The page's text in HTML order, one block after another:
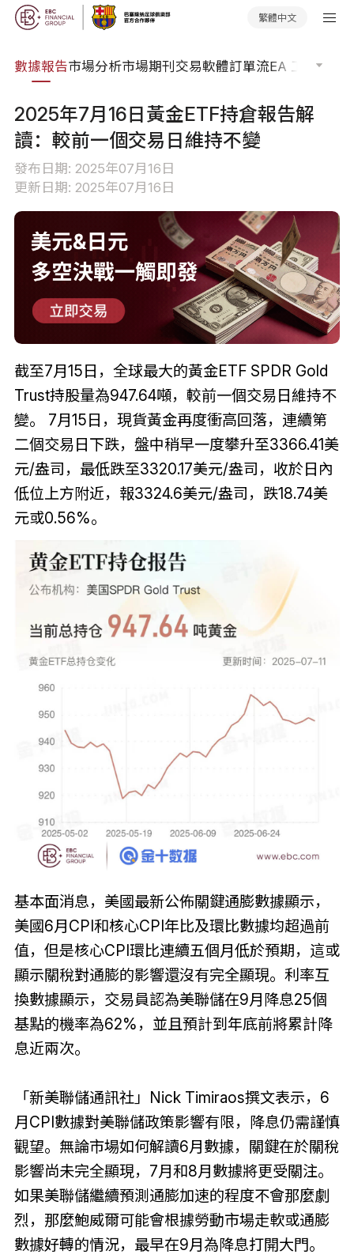
繁體中文
數據報告市場分析市場期刊交易軟體訂單流EA 工具庫
2025年7月16日黃金ETF持倉報告解
讀：較前一個交易日維持不變
發布日期: 2025年07月16日
更新日期: 2025年07月16日
截至7月15日，全球最大的黃金ETF SPDR Gold
Trust持股量為947.64噸，較前一個交易日維持不
變。 7月15日，現貨黃金再度衝高回落，連續第
二個交易日下跌，盤中稍早一度攀升至3366.41美
元/盎司，最低跌至3320.17美元/盎司，收於日內
低位上方附近，報3324.6美元/盎司，跌18.74美
元或0.56%。
基本面消息，美國最新公佈關鍵通膨數據顯示，
美國6月CPI和核心CPI年比及環比數據均超過前
值，但是核心CPI環比連續五個月低於預期，這或
顯示關稅對通膨的影響還沒有完全顯現。利率互
換數據顯示，交易員認為美聯儲在9月降息25個
基點的機率為62%，並且預計到年底前將累計降
息近兩次。
「新美聯儲通訊社」Nick Timiraos撰文表示，6
月CPI數據對美聯儲政策影響有限，降息仍需謹慎
觀望。無論市場如何解讀6月數據，關鍵在於關稅
影響尚未完全顯現，7月和8月數據將更受關注。
如果美聯儲繼續預測通膨加速的程度不會那麼劇
烈，那麼鮑威爾可能會根據勞動市場走軟或通膨
數據好轉的情況，最早在9月為降息打開大門。